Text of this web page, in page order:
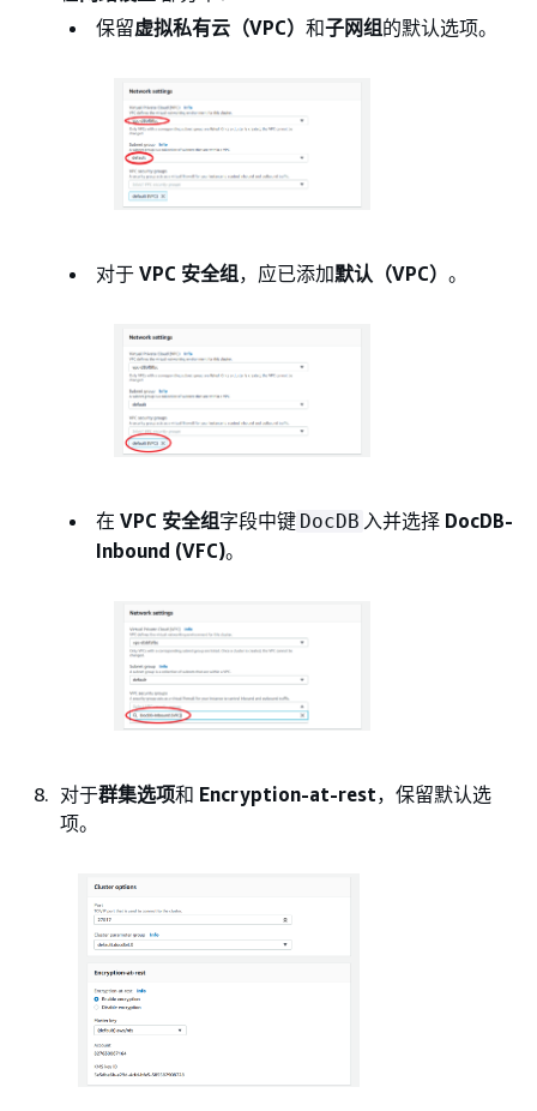
保留虚拟私有云（VPC） 和子网组的默认选项。
对于 VPC 安全组，应已添加默认（VPC） 。
在 VPC 安全组字段中键 DocDB 入并选择 DocDB-
Inbound (VFC)。
对于群集选项和 Encryption-at-rest，保留默认选
项。